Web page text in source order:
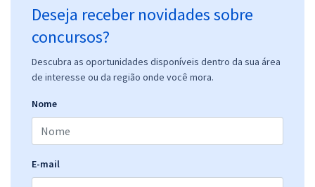
Deseja receber novidades sobre
concursos?
Descubra as oportunidades disponíveis dentro da sua área
de interesse ou da região onde você mora.
Nome
E-mail